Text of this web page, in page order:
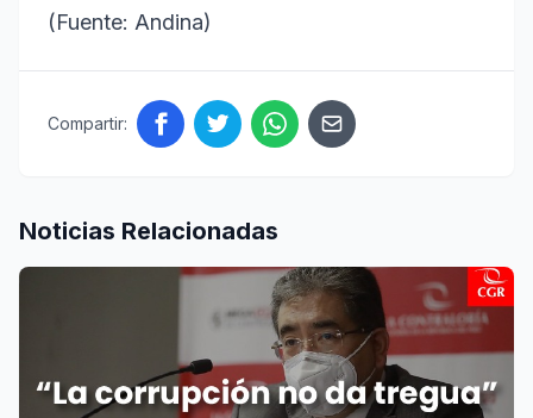
(Fuente: Andina)
Compartir:
Noticias Relacionadas